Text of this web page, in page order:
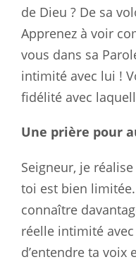
de Dieu ? De sa
Apprenez à voir
vous dans sa
intimité avec lui !
fidélité avec
Une prière pour
Seigneur, je
toi est bien
connaître
réelle intimité
d’entendre ta voix